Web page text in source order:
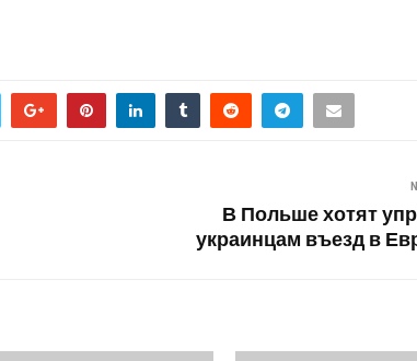
В Польше хотят
украинцам въезд в